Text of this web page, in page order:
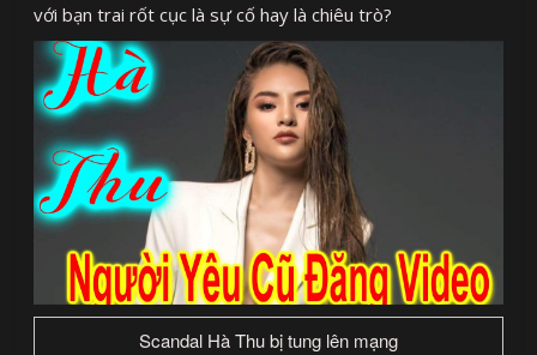
với bạn trai rốt cục là sự cố hay là chiêu trò?
Scandal Hà Thu bị tung lên mạng